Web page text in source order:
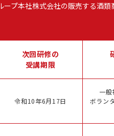
ープ本社株式会社の販売する酒
次回研修の
受講期限
令和10年6月17日
一般
ボラン